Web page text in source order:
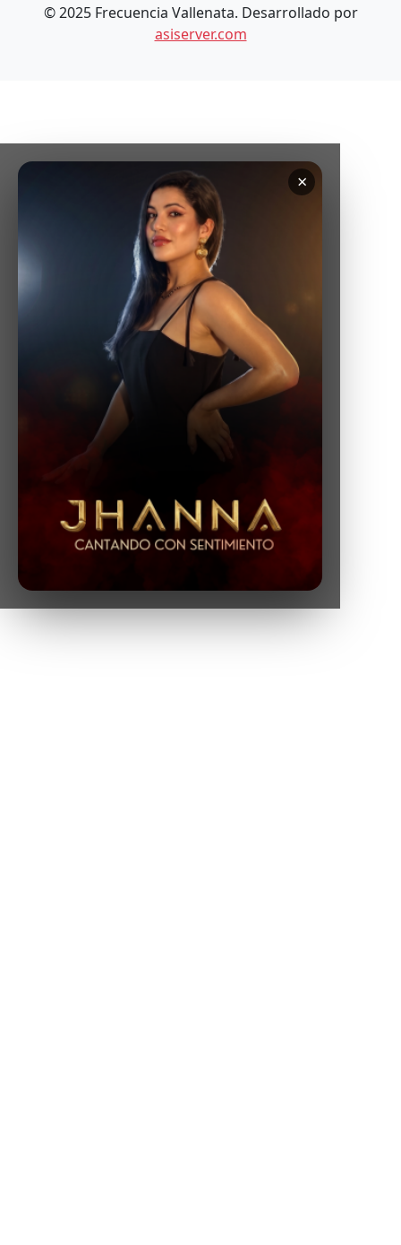
© 2025 Frecuencia Vallenata. Desarrollado por
asiserver.com
×